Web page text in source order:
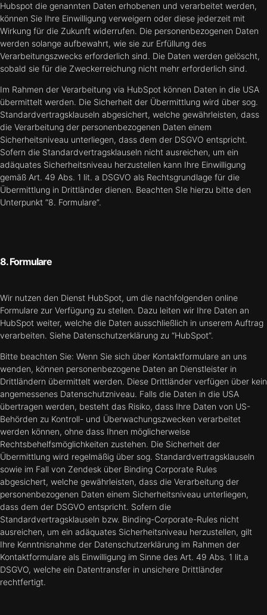
Hubspot die genannten Daten erhobenen und verarbeitet werden,
können Sie Ihre Einwilligung verweigern oder diese jederzeit mit
Wirkung für die Zukunft widerrufen. Die personenbezogenen Daten
werden solange aufbewahrt, wie sie zur Erfüllung des
Verarbeitungszwecks erforderlich sind. Die Daten werden gelöscht,
sobald sie für die Zweckerreichung nicht mehr erforderlich sind.
Im Rahmen der Verarbeitung via HubSpot können Daten in die USA
übermittelt werden. Die Sicherheit der Übermittlung wird über sog.
Standardvertragsklauseln abgesichert, welche gewährleisten, dass
die Verarbeitung der personenbezogenen Daten einem
Sicherheitsniveau unterliegen, dass dem der DSGVO entspricht.
Sofern die Standardvertragsklauseln nicht ausreichen, um ein
adäquates Sicherheitsniveau herzustellen kann Ihre Einwilligung
gemäß Art. 49 Abs. 1 lit. a DSGVO als Rechtsgrundlage für die
Übermittlung in Drittländer dienen. Beachten SIe hierzu bitte den
Unterpunkt “8. Formulare”.
8. Formulare
Wir nutzen den Dienst HubSpot, um die nachfolgenden online
Formulare zur Verfügung zu stellen. Dazu leiten wir Ihre Daten an
HubSpot weiter, welche die Daten ausschließlich in unserem Auftrag
verarbeiten. Siehe Datenschutzerklärung zu “HubSpot”.
Bitte beachten Sie: Wenn Sie sich über Kontaktformulare an uns
wenden, können personenbezogene Daten an Dienstleister in
Drittländern übermittelt werden. Diese Drittländer verfügen über kein
angemessenes Datenschutzniveau. Falls die Daten in die USA
übertragen werden, besteht das Risiko, dass Ihre Daten von US-
Behörden zu Kontroll- und Überwachungszwecken verarbeitet
werden können, ohne dass Ihnen möglicherweise
Rechtsbehelfsmöglichkeiten zustehen. Die Sicherheit der
Übermittlung wird regelmäßig über sog. Standardvertragsklauseln
sowie im Fall von Zendesk über Binding Corporate Rules
abgesichert, welche gewährleisten, dass die Verarbeitung der
personenbezogenen Daten einem Sicherheitsniveau unterliegen,
dass dem der DSGVO entspricht. Sofern die
Standardvertragsklauseln bzw. Binding-Corporate-Rules nicht
ausreichen, um ein adäquates Sicherheitsniveau herzustellen, gilt
Ihre Kenntnisnahme der Datenschutzerklärung im Rahmen der
Kontaktformulare als Einwilligung im Sinne des Art. 49 Abs. 1 lit.a
DSGVO, welche ein Datentransfer in unsichere Drittländer
rechtfertigt.